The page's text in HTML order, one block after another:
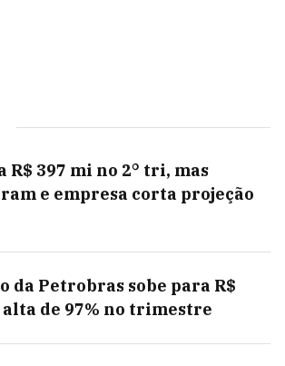
397 mi no 2° tri, mas
e empresa corta projeção
da Petrobras sobe para R$
alta de 97% no trimestre